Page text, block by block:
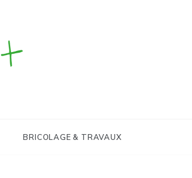
BRICOLAGE & TRAVAUX